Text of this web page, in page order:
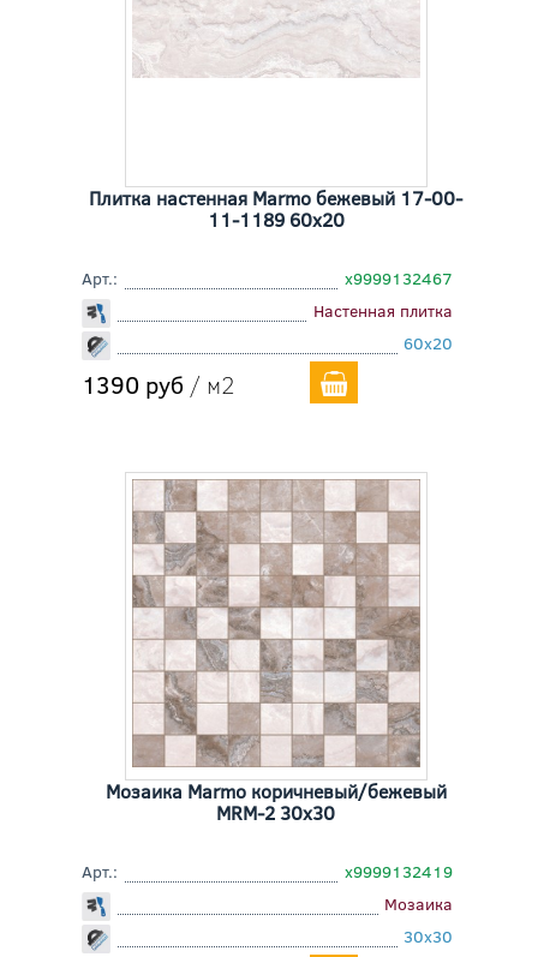
Плитка настенная Marmo бежевый 17-00-
11-1189 60x20
Арт.:
х9999132467
Настенная плитка
60x20
1390 руб / м2
Мозаика Marmo коричневый/бежевый
MRM-2 30x30
Арт.:
х9999132419
Мозаика
30x30